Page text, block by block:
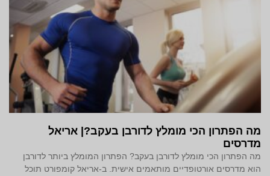
מה הפתרון הכי מומלץ לדורבן בעקב?| אריאל
מדרסים
מה הפתרון הכי מומלץ לדורבן בעקב? הפתרון המומלץ ביותר לדורבן
הוא מדרסים אורטופדיים מותאמים אישית. ב-אריאל קומפורט תוכל